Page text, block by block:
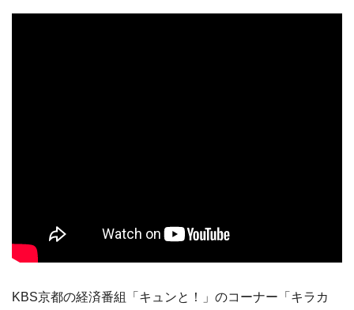
KBS京都の経済番組「キュンと！」のコーナー「キラカ